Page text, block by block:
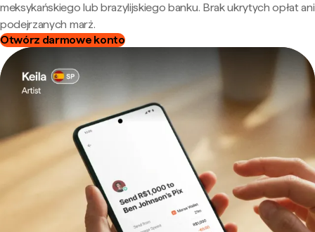
meksykańskiego lub brazylijskiego banku. Brak ukrytych opłat ani
podejrzanych marż.
Otwórz darmowe konto